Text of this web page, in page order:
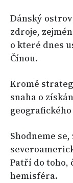
Dánský
zdroje,
o které dnes
Čínou.
Kromě
snaha o
Shodneme
Patří do toho,
hemisféra.